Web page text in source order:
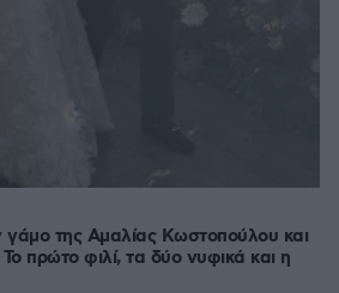
της Αμαλίας Κωστοπούλου και
πρώτο φιλί, τα δύο νυφικά και η